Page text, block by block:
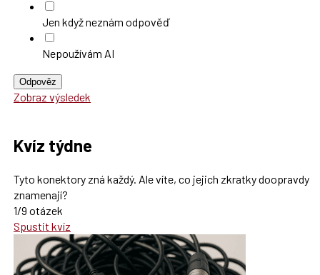
Jen když neznám odpověď
Nepoužívám AI
Odpověz
Zobraz výsledek
Kvíz týdne
Tyto konektory zná každý. Ale víte, co jejich zkratky doopravdy
znamenají?
1/9 otázek
Spustit kvíz